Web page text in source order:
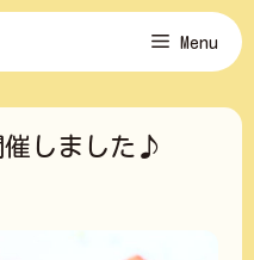
Menu
催しました♪